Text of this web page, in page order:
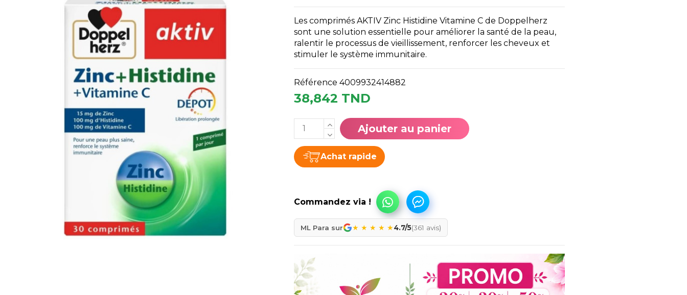
Les comprimés AKTIV Zinc Histidine Vitamine C de Doppelherz
sont une solution essentielle pour améliorer la santé de la peau,
ralentir le processus de vieillissement, renforcer les cheveux et
stimuler le système immunitaire.
Référence 4009932414882
38,842 TND
Ajouter au panier
Achat rapide
ML Para sur ★ ★ ★ ★ ★4.7/5(361 avis)